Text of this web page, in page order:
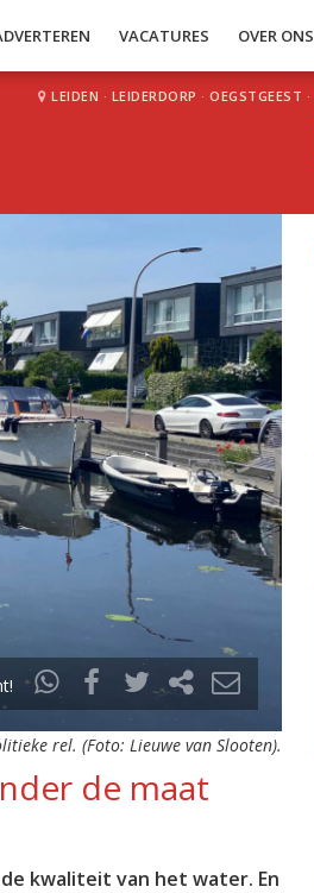
VACATURES OVER ONS
LEIDEN · LEIDERDORP · OEGSTGEEST ·
rel. (Foto: Lieuwe van Slooten).
de maat
kwaliteit van het water. En